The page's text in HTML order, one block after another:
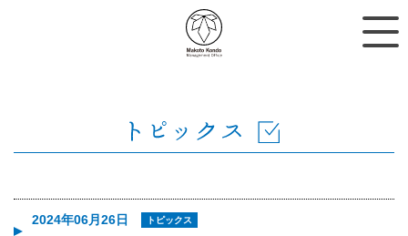
2024年06月26日 トピックス